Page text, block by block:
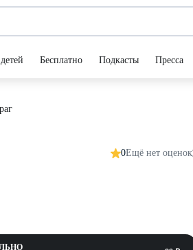
Бесплатно Подкасты Пресса
0Ещё нет оценок